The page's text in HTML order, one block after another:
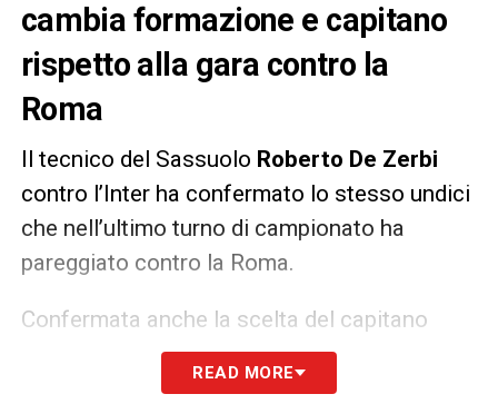
cambia formazione e capitano
rispetto alla gara contro la
Roma
Il tecnico del Sassuolo Roberto De Zerbi
contro l’Inter ha confermato lo stesso undici
che nell’ultimo turno di campionato ha
pareggiato contro la Roma.
Confermata anche la scelta del capitano
dato che la fascia verrà indossata ancora
Giacomo Raspadori
READ MORE